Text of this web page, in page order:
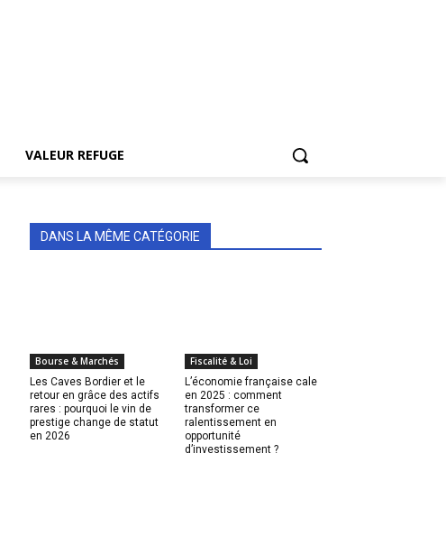
VALEUR REFUGE
DANS LA MÊME CATÉGORIE
Bourse & Marchés
Les Caves Bordier et le
retour en grâce des actifs
rares : pourquoi le vin de
prestige change de statut
en 2026
Fiscalité & Loi
L’économie française cale
en 2025 : comment
transformer ce
ralentissement en
opportunité
d’investissement ?